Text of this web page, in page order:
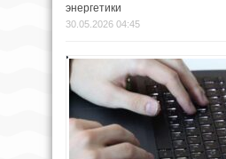
энергетики
30.05.2026 04:45